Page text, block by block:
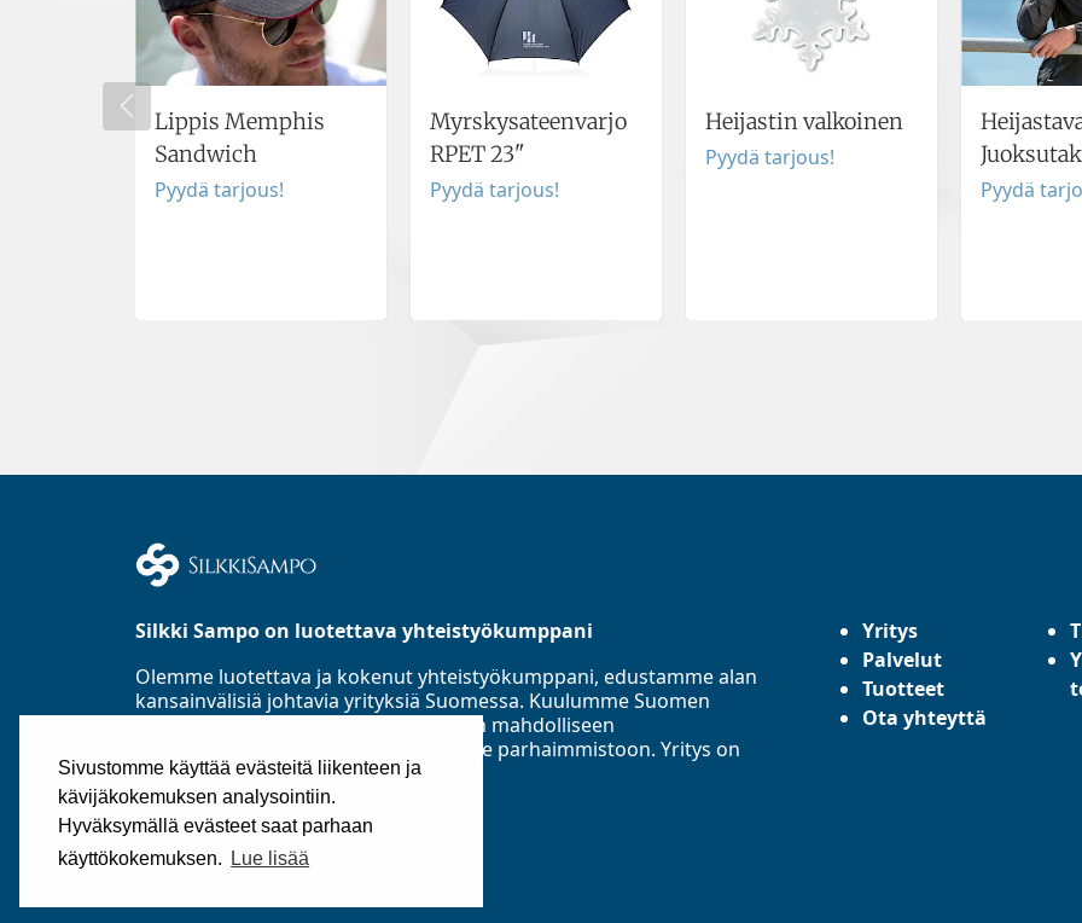
Sivustomme käyttää evästeitä liikenteen ja
kävijäkokemuksen analysointiin.
Hyväksymällä evästeet saat parhaan
käyttökokemuksen.
Lue lisää
Lippis Memphis
Sandwich
Pyydä tarjous!
Myrskysateenvarjo
RPET 23"
Pyydä tarjous!
Heijastin valkoinen
Pyydä tarjous!
Pyydä
Silkki Sampo on luotettava yhteistyökumppani
Olemme luotettava ja kokenut yhteistyökumppani, edustamme alan
kansainvälisiä johtavia yrityksiä Suomessa. Kuulumme Suomen
Asiakastieto Oy:n mukaan parhaaseen mahdolliseen
luottoluokitusryhmään ja toimialamme parhaimmistoon. Yritys on
perustettu 1985.
©2025Silkki Sampo Oy
Yritys
Palvelut
Tuotteet
Ota yhteyttä